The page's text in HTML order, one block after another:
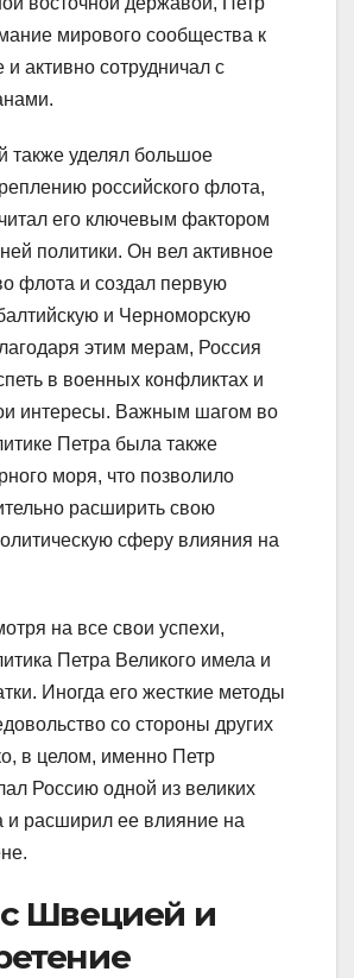
мирового сообщества к
и активно сотрудничал с
также уделял большое
российского флота,
его ключевым фактором
политики. Он вел активное
флота и создал первую
и Черноморскую
этим мерам, Россия
в военных конфликтах и
интересы. Важным шагом во
Петра была также
моря, что позволило
расширить свою
сферу влияния на
на все свои успехи,
Петра Великого имела и
Иногда его жесткие методы
со стороны других
в целом, именно Петр
Россию одной из великих
и расширил ее влияние на
Швецией и